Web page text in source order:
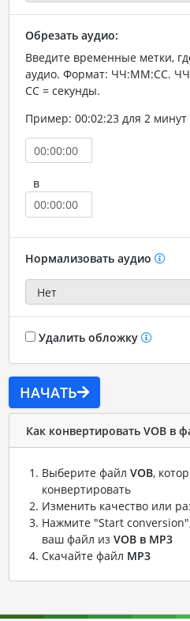
Обрезать аудио:
Введите временные метки,
аудио. Формат: ЧЧ:ММ:СС.
СС = секунды.
Пример: 00:02:23 для 2 минут
в
Нормализовать аудио
Удалить обложку
НАЧАТЬ
Как конвертировать VOB в
Выберите файл VOB,
конвертировать
Изменить качество или
Нажмите "Start
ваш файл из VOB в MP3
Скачайте файл MP3